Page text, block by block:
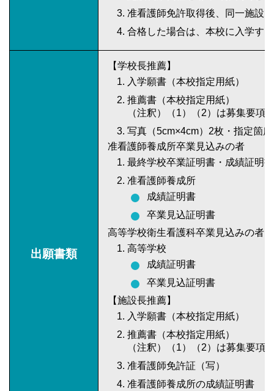
准看護師免許取得後、同一施設
合格した場合は、本校に入学す
出願書類
【学校長推薦】
入学願書（本校指定用紙）
推薦書（本校指定用紙）
（注釈）（1）（2）は募集要項
写真（5cm×4cm）2枚・指定箇
准看護師養成所卒業見込みの者
最終学校卒業証明書・成績証明
准看護師養成所
成績証明書
卒業見込証明書
高等学校衛生看護科卒業見込みの者
高等学校
成績証明書
卒業見込証明書
【施設長推薦】
入学願書（本校指定用紙）
推薦書（本校指定用紙）
（注釈）（1）（2）は募集要項
准看護師免許証（写）
准看護師養成所の成績証明書